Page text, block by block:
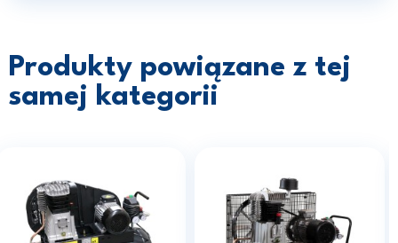
Produkty powiązane z tej
samej kategorii